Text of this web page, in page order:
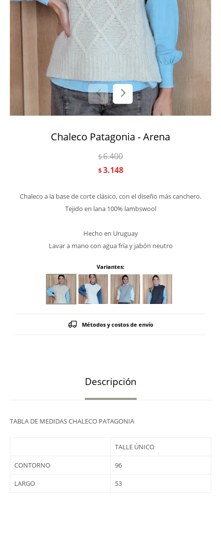
Chaleco Patagonia - Arena
$3.148
$6.400
Chaleco a la base de corte clásico, con el diseño más canchero.
Tejido en lana 100% lambswool
Hecho en Uruguay
Lavar a mano con agua fría y jabón neutro
Variantes:
Métodos y costos de envío
Descripción
TABLA DE MEDIDAS CHALECO PATAGONIA
TALLE ÚNICO
CONTORNO 96
LARGO 53